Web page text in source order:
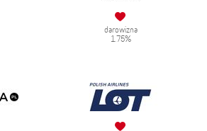
darowizna
1.75%